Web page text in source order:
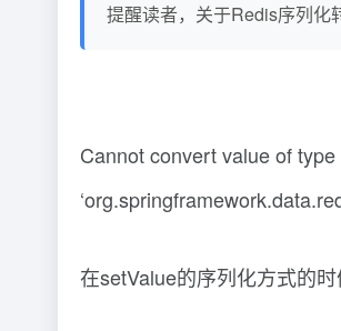
提醒读者，关于Redis序列化
Cannot convert value of
在setValue的序列化方式的